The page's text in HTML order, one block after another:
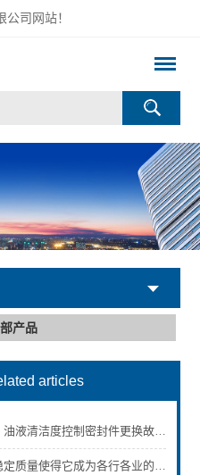
司网站！
产品
articles
德国力士乐液压泵维护保养，油液清洁度控制密封件更换故障排查方法
力士乐液压泵的出色性能和稳定质量使得它成为各行各业的选择